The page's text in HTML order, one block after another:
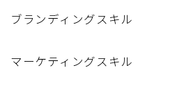
ブランディングスキル
マーケティングスキル